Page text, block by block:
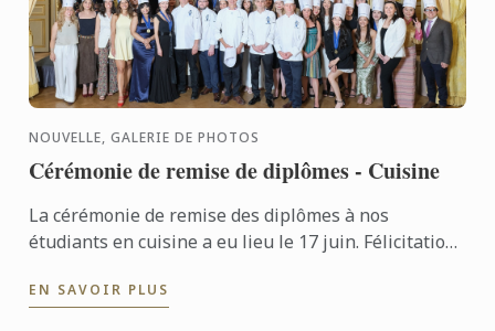
NOUVELLE, GALERIE DE PHOTOS
Cérémonie de remise de diplômes - Cuisine
La cérémonie de remise des diplômes à nos
étudiants en cuisine a eu lieu le 17 juin. Félicitations
EN SAVOIR PLUS